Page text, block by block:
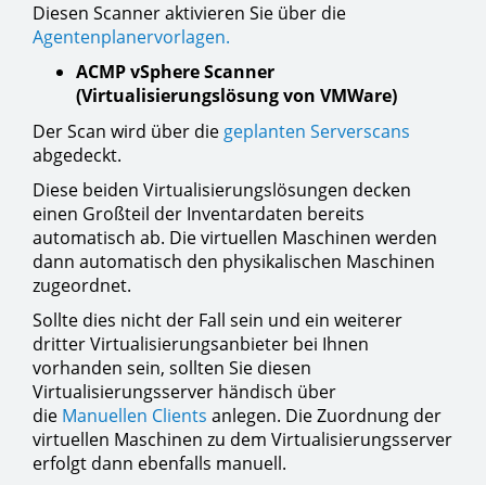
Diesen Scanner aktivieren Sie über die
Agentenplanervorlagen.
ACMP vSphere Scanner
(Virtualisierungslösung von VMWare)
Der Scan wird über die geplanten Serverscans
abgedeckt.
Diese beiden Virtualisierungslösungen decken
einen Großteil der Inventardaten bereits
automatisch ab. Die virtuellen Maschinen werden
dann automatisch den physikalischen Maschinen
zugeordnet.
Sollte dies nicht der Fall sein und ein weiterer
dritter Virtualisierungsanbieter bei Ihnen
vorhanden sein, sollten Sie diesen
Virtualisierungsserver händisch über
die Manuellen Clients anlegen. Die Zuordnung der
virtuellen Maschinen zu dem Virtualisierungsserver
erfolgt dann ebenfalls manuell.